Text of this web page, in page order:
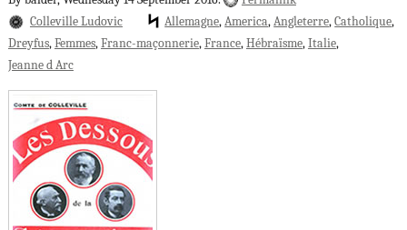
Colleville Ludovic
Allemagne America Angleterre Catholique
Dreyfus Femmes Franc-maçonnerie France Hébraïsme Italie
Jeanne d Arc